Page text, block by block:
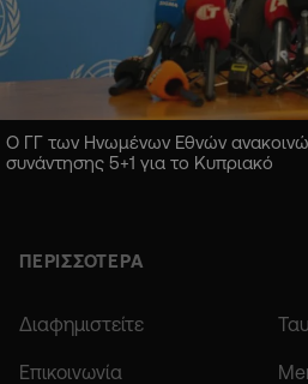
Ο ΓΓ των Ηνωμένων Εθνών
συνάντησης 5+1 για το Κυπριακό
ΠΕΡΙΣΣΟΤΕΡΑ
Διαφημιστείτε
Επικοινωνία